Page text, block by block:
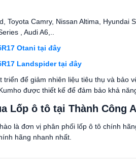
Toyota Camry, Nissan Altima, Hyundai
, Audi A6,..
Otani tại đây
Landspider tại đây
triển để giảm nhiên liệu tiêu thụ và bảo
được thiết kế để đảm bảo khả
Lốp ô tô tại Thành Công
là đơn vị phân phối lốp ô tô chính
hãng nhanh nhất.